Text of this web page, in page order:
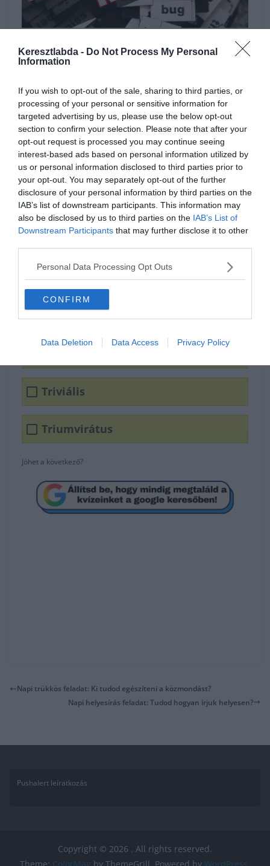
Keresztlabda - Do Not Process My Personal
Information
If you wish to opt-out of the sale, sharing to third parties, or
processing of your personal or sensitive information for
targeted advertising by us, please use the below opt-out
section to confirm your selection. Please note that after your
opt-out request is processed you may continue seeing
interest-based ads based on personal information utilized by
us or personal information disclosed to third parties prior to
your opt-out. You may separately opt-out of the further
disclosure of your personal information by third parties on the
IAB’s list of downstream participants. This information may
also be disclosed by us to third parties on the IAB’s List of
Downstream Participants that may further disclose it to other
Personal Data Processing Opt Outs
CONFIRM
Data Deletion Data Access Privacy Policy
Készen állsz?
Hogyan mondjuk a
hármas szövetséget
idegen szóval?
Triviális
Triumvirátus
Jöhet a következő?
Napi trükkös feladat: Ki tudod egészíteni a közmondást?
Napi helyesírás feladat: Tudod hogyan írjuk helyesen?
Pushalert leíratkozás
Copyright © 2026 . All rights reserved.